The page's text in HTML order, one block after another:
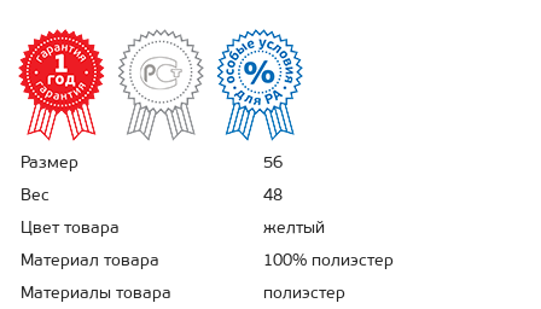
Размер
56
Вес
48
Цвет товара
желтый
Материал товара
100% полиэстер
Материалы товара
полиэстер